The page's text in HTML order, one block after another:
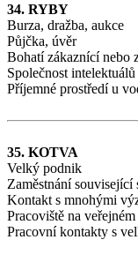
34. RYBY
Burza, dražba, aukce
Půjčka, úvěr
Bohatí zákaznící nebo
Společnost intelektuálů
Příjemné prostředí u
35. KOTVA
Velký podnik
Zaměstnání související
Kontakt s mnohými
Pracoviště na
Pracovní kontakty s